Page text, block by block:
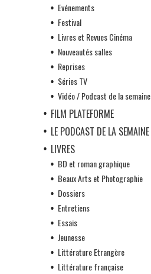
Evénements
Festival
Livres et Revues Cinéma
Nouveautés salles
Reprises
Séries TV
Vidéo / Podcast de la semaine
FILM PLATEFORME
LE PODCAST DE LA SEMAINE
LIVRES
BD et roman graphique
Beaux Arts et Photographie
Dossiers
Entretiens
Essais
Jeunesse
Littérature Etrangère
Littérature française